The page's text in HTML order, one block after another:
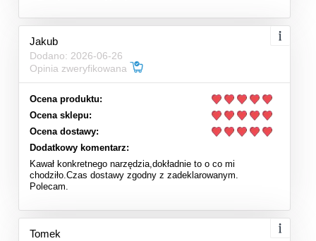
Jakub
Dodano: 2026-06-26
Opinia zweryfikowana
Ocena produktu:
Ocena sklepu:
Ocena dostawy:
Dodatkowy komentarz:
Kawał konkretnego narzędzia,dokładnie to o co mi
chodziło.Czas dostawy zgodny z zadeklarowanym.
Polecam.
Tomek